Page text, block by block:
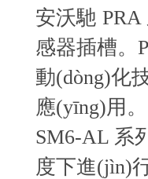
安沃馳
感器插槽。
動(dòng)化
應(yīng)用。
SM6-AL 系
度下進(jìn)